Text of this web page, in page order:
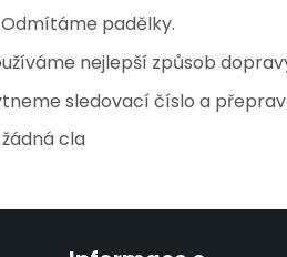
Odmítáme padělky.
nejlepší způsob
sledovací číslo a
cla